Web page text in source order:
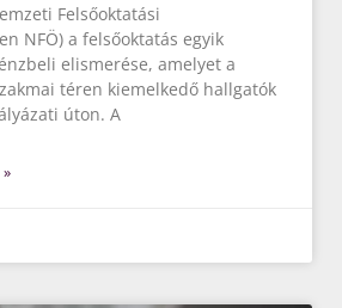
Felsőoktatási
NFÖ) a felsőoktatás egyik
elismerése, amelyet a
téren kiemelkedő hallgatók
úton. A
»